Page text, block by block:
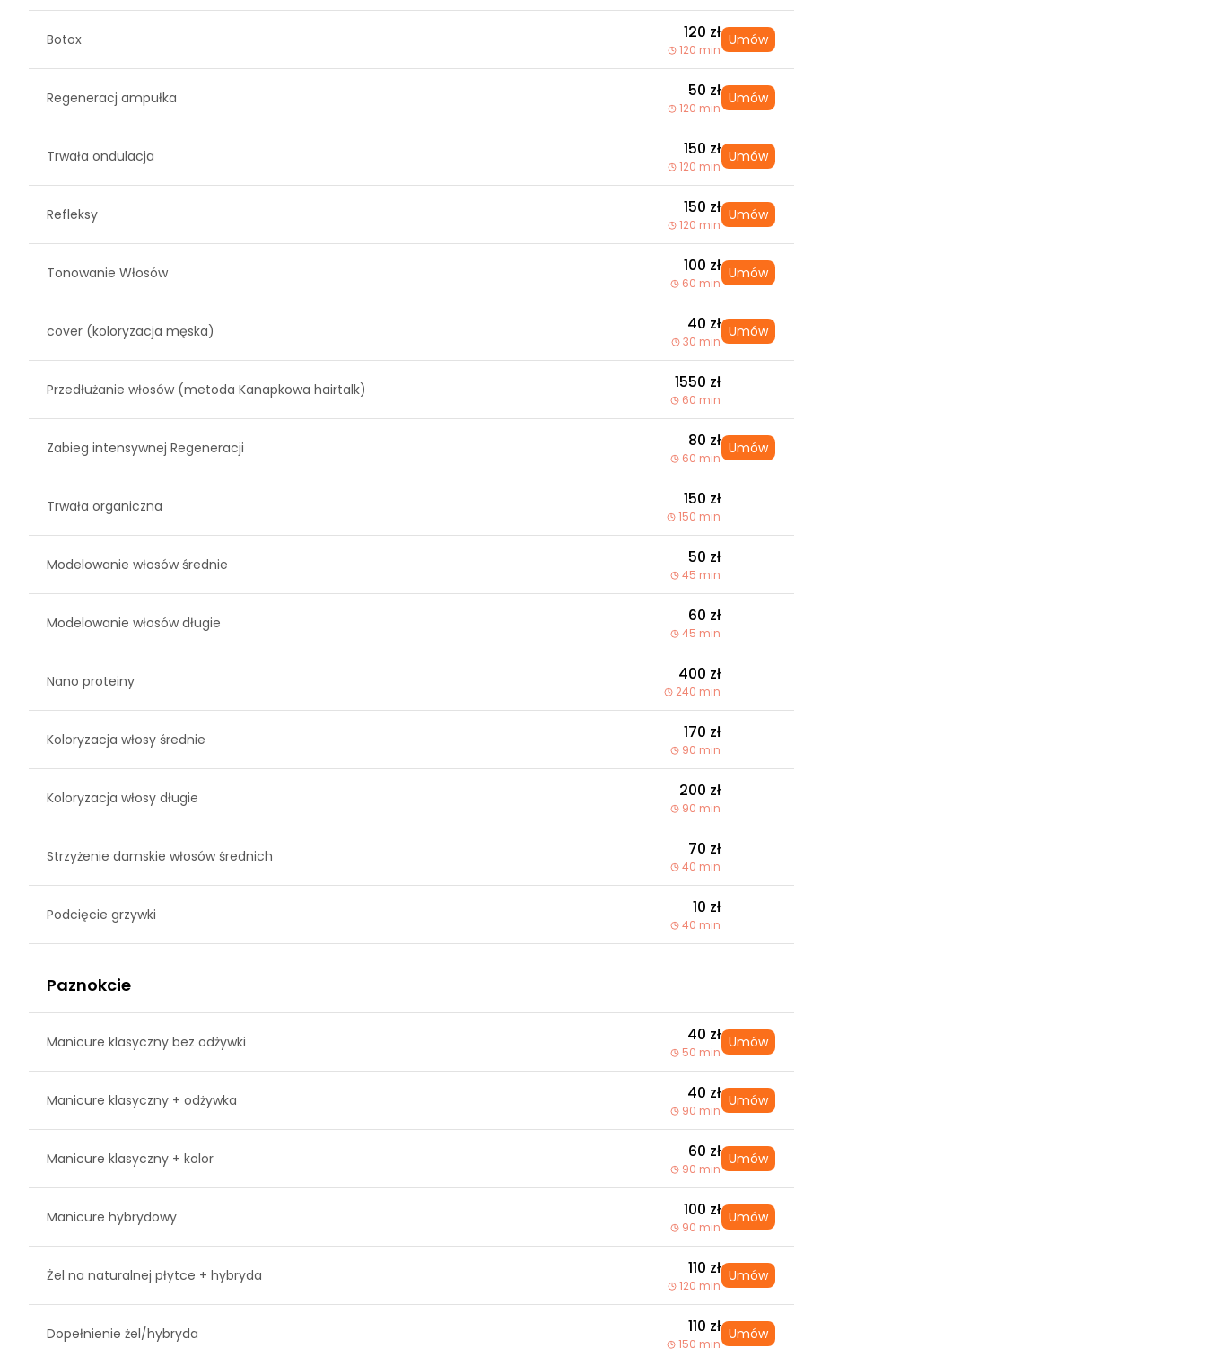
Botox 120 zł
120 min
Umów
Regeneracj ampułka 50 zł
120 min
Umów
Trwała ondulacja 150 zł
120 min
Umów
Refleksy 150 zł
120 min
Umów
Tonowanie Włosów 100 zł
60 min
Umów
cover (koloryzacja męska) 40 zł
30 min
Umów
Przedłużanie włosów (metoda Kanapkowa hairtalk) 1550 zł
60 min
Zabieg intensywnej Regeneracji 80 zł
60 min
Umów
Trwała organiczna 150 zł
150 min
Modelowanie włosów średnie 50 zł
45 min
Modelowanie włosów długie 60 zł
45 min
Nano proteiny 400 zł
240 min
Koloryzacja włosy średnie 170 zł
90 min
Koloryzacja włosy długie 200 zł
90 min
Strzyżenie damskie włosów średnich 70 zł
40 min
Podcięcie grzywki 10 zł
40 min
Paznokcie
Manicure klasyczny bez odżywki 40 zł
50 min
Umów
Manicure klasyczny + odżywka 40 zł
90 min
Umów
Manicure klasyczny + kolor 60 zł
90 min
Umów
Manicure hybrydowy 100 zł
90 min
Umów
Żel na naturalnej płytce + hybryda 110 zł
120 min
Umów
Dopełnienie żel/hybryda 110 zł
150 min
Umów